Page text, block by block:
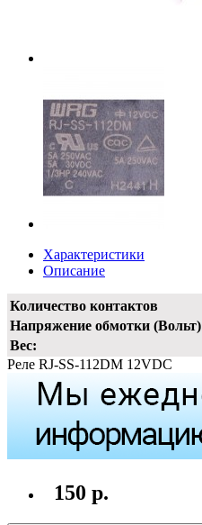
Характеристики
Описание
Количество контактов
Напряжение обмотки (Вольт)
Вес:
Реле RJ-SS-112DM 12VDC
150 р.